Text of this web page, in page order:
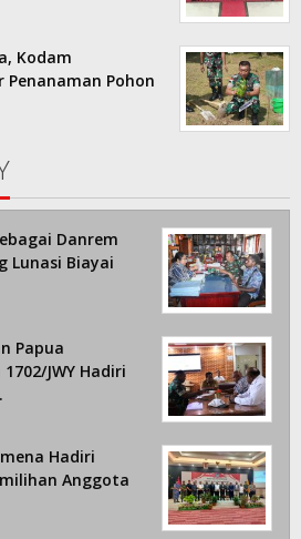
Kodam
Penanaman Pohon
Danrem
Lunasi Biayai
Papua
JWY Hadiri
Hadiri
Anggota